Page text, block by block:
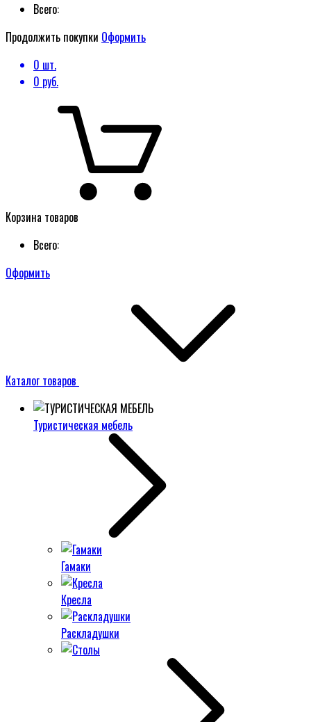
Всего:
Продолжить покупки Оформить
0 шт.
0 руб.
Корзина товаров
Всего:
Оформить
Каталог товаров
Туристическая мебель
Гамаки
Кресла
Раскладушки